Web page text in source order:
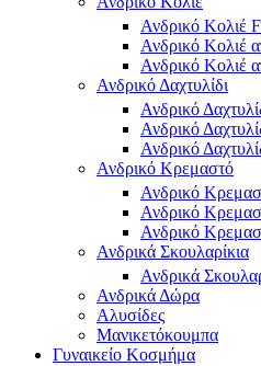
Ανδρικό Κολιέ
Ανδρικό Κολιέ
Ανδρικό Κολιέ
Ανδρικό Δαχτυλίδι
Ανδρικό
Ανδρικό
Ανδρικό
Ανδρικό Κρεμαστό
Ανδρικό
Ανδρικό
Ανδρικό
Ανδρικά Σκουλαρίκια
Ανδρικά
Ανδρικά Δώρα
Αλυσίδες
Μανικετόκουμπα
Γυναικείο Κοσμήμα